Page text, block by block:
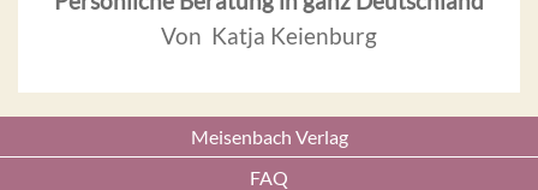
Von Katja Keienburg
Meisenbach Verlag
FAQ